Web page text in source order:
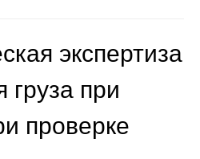
экспертиза
груза при
проверке